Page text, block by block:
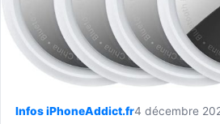
Infos iPhoneAddict.fr4 décembre